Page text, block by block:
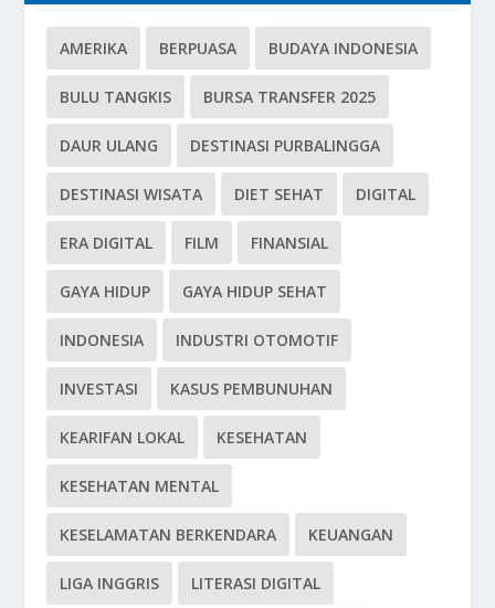
AMERIKA BERPUASA BUDAYA INDONESIA
BULU TANGKIS BURSA TRANSFER 2025
DAUR ULANG DESTINASI PURBALINGGA
DESTINASI WISATA DIET SEHAT DIGITAL
ERA DIGITAL FILM FINANSIAL
GAYA HIDUP GAYA HIDUP SEHAT
INDONESIA INDUSTRI OTOMOTIF
INVESTASI KASUS PEMBUNUHAN
KEARIFAN LOKAL KESEHATAN
KESEHATAN MENTAL
KESELAMATAN BERKENDARA KEUANGAN
LIGA INGGRIS LITERASI DIGITAL